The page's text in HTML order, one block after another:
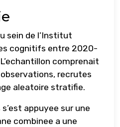
sein de l’Institut
cognitifs entre 2020-
comprenait
recrutes
aleatoire stratifie.
s’est appuyee sur une
combinee a une